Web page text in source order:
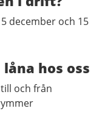
december och 15
hos oss
och från